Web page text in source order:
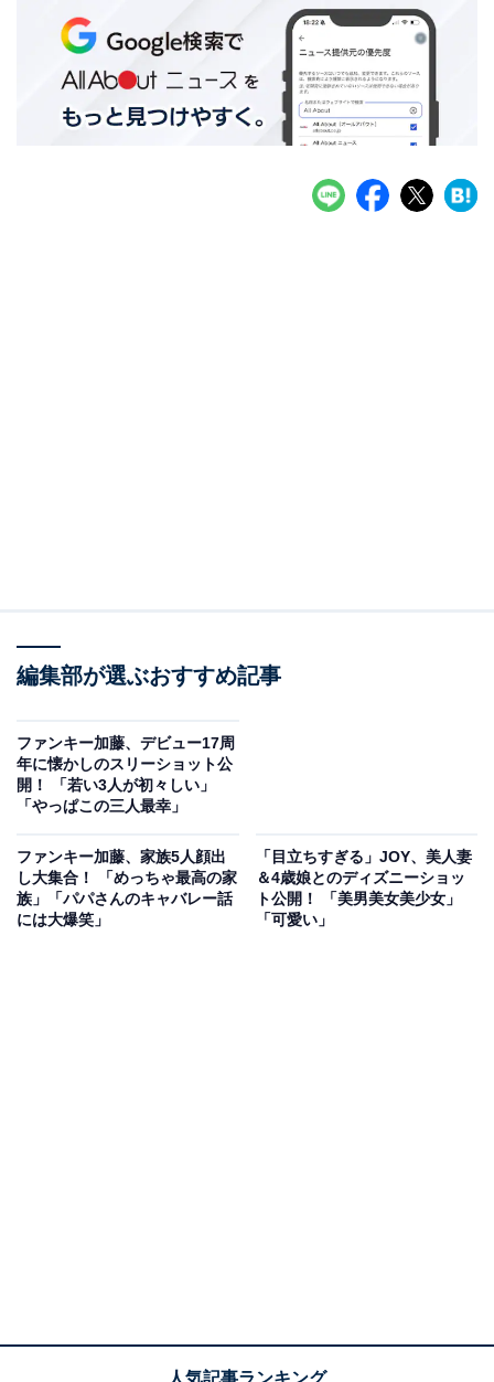
編集部が選ぶおすすめ記事
ファンキー加藤、デビュー17周
年に懐かしのスリーショット公
開！ 「若い3人が初々しい」
「やっぱこの三人最幸」
ファンキー加藤、家族5人顔出
し大集合！ 「めっちゃ最高の家
族」「パパさんのキャバレー話
には大爆笑」
「目立ちすぎる」JOY、美人妻
＆4歳娘とのディズニーショッ
ト公開！ 「美男美女美少女」
「可愛い」